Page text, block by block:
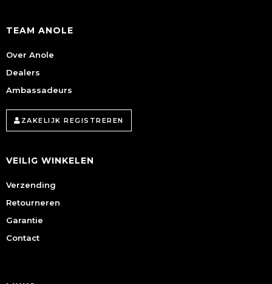
TEAM ANOLE
Over Anole
Dealers
Ambassadeurs
ZAKELIJK REGISTREREN
VEILIG WINKELEN
Verzending
Retourneren
Garantie
Contact